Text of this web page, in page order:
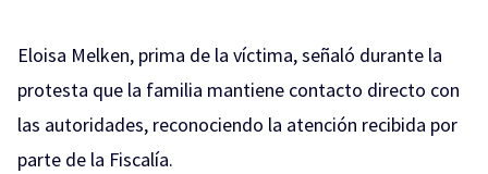
Eloisa Melken, prima de la víctima, señaló durante la
protesta que la familia mantiene contacto directo con
las autoridades, reconociendo la atención recibida por
parte de la Fiscalía.